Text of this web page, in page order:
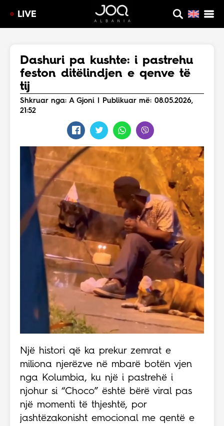
LIVE
Dashuri pa kushte: i pastrehu
feston ditëlindjen e qenve të
tij
Shkruar nga: A Gjoni | Publikuar më: 08.05.2026,
21:52
Një histori që ka prekur zemrat e
miliona njerëzve në mbarë botën vjen
nga Kolumbia, ku një i pastrehë i
njohur si “Choco” është bërë viral pas
një momenti të thjeshtë, por
jashtëzakonisht emocional me qentë e